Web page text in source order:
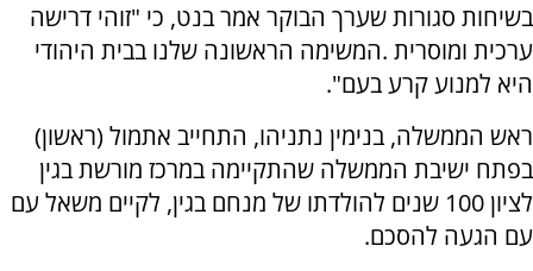
בשיחות סגורות שערך הבוקר אמר בנט, כי "זוהי דרישה
ערכית ומוסרית .המשימה הראשונה שלנו בבית היהודי
היא למנוע קרע בעם".
ראש הממשלה, בנימין נתניהו, התחייב אתמול (ראשון)
בפתח ישיבת הממשלה שהתקיימה במרכז מורשת בגין
לציון 100 שנים להולדתו של מנחם בגין, לקיים משאל עם
עם הגעה להסכם.